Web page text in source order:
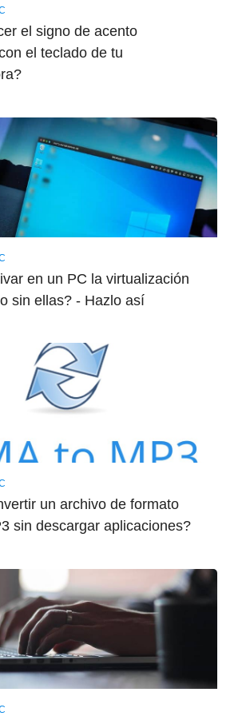
el signo de acento
el teclado de tu
en un PC la virtualización
sin ellas? - Hazlo así
un archivo de formato
sin descargar aplicaciones?